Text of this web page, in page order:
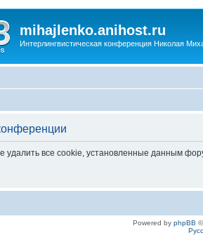
mihajlenko.anihost.ru
Интерлингвистическая конференция Николая
удалить все cookie, установленные данным
Powered by phpBB